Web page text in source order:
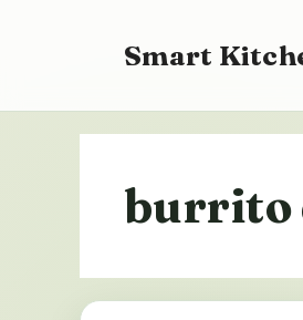
Smart
burrito